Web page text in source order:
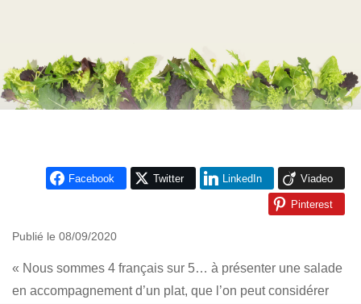
Facebook Twitter LinkedIn Viadeo
Pinterest
Publié le 08/09/2020
« Nous sommes 4 français sur 5… à présenter une salade
en accompagnement d’un plat, que l’on peut considérer